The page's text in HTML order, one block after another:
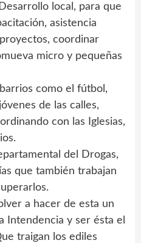
local, para que
asistencia
coordinar
micro y pequeñas
como el fútbol,
de las calles,
con las Iglesias,
del Drogas,
que también trabajan
a hacer de esta un
Intendencia y ser ésta el
traigan los ediles